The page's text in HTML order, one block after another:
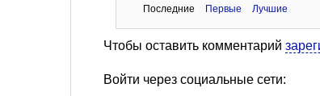
Последние Первые Лучшие
Чтобы оставить комментарий
Войти через социальные сети: